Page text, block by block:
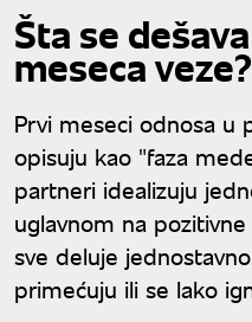
Šta se
meseca veze?
Prvi meseci odnosa u
opisuju kao "faza
partneri idealizuju
uglavnom na
sve deluje
primećuju ili se lako